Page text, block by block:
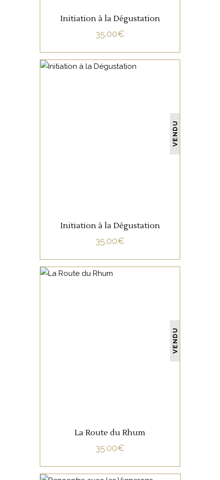
Initiation à la Dégustation
35.00€
VENDU
Initiation à la Dégustation
35.00€
VENDU
La Route du Rhum
35.00€